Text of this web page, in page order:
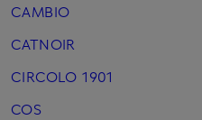
CAMBIO
CATNOIR
CIRCOLO 1901
COS